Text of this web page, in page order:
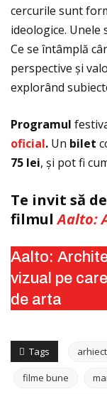
cercurile sunt
ideologice. Unele
Ce se întâmplă
perspective și
explorând
Programul
oficial. Un bilet
75 lei, și pot fi
Te invit să
filmul Aalto:
Aalto:
vizual pe
de arta
Tags
filme bune